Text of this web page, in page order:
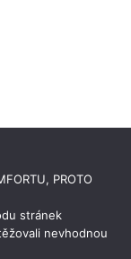
PROTO
stránek
nevhodnou